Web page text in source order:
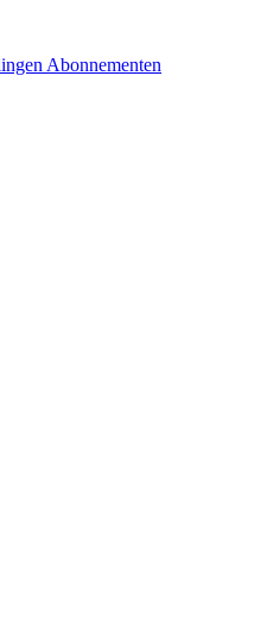
Abonnementen